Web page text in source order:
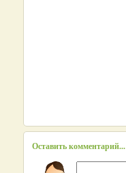
Оставить комментарий...